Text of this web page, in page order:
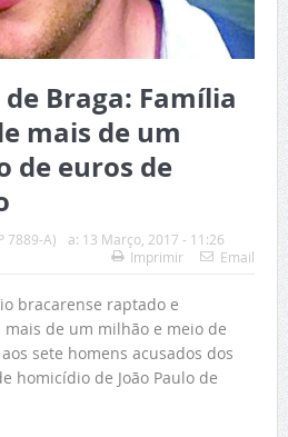
Braga: Família
mais de um
de euros de
7889-A) a: 13 Março, 2017 - 11:26
Imprimir
Email
bracarense raptado e
de um milhão e meio de
sete homens acusados dos
homicídio de João Paulo de